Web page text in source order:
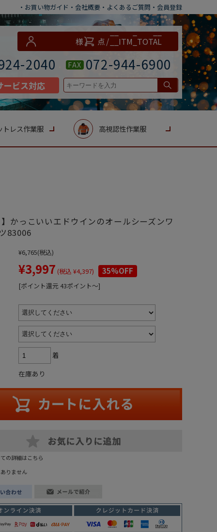
・お買い物ガイド ・会社概要 ・よくあるご質問 ・会員登録
様
__ITM_CNT__
点/ __ITM_TOTAL
__円
2040 FAX 072-944-6900
ービス対応
トレス作業服 高視認性作業服
かっこいいエドウインのオールシーズンワ
83006
¥6,765(税込)
¥3,997 (税込 ¥4,397) 35%OFF
[ポイント還元 43ポイント～]
着
在庫あり
の詳細はこちら
りません